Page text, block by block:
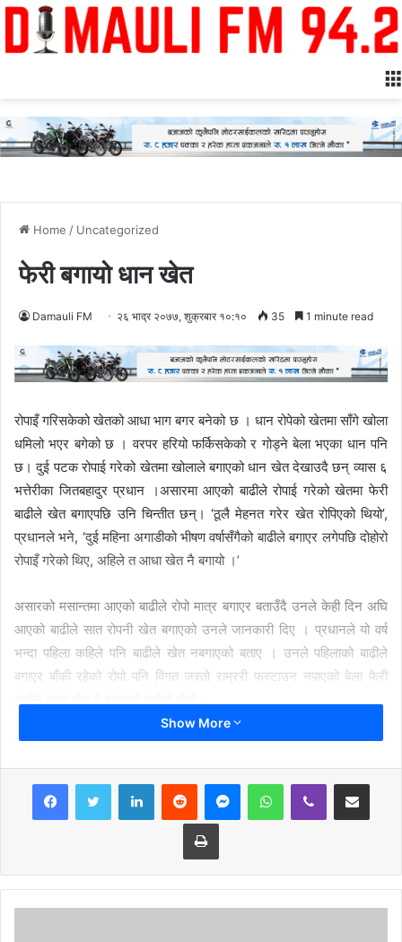
Home / Uncategorized
फेरी बगायो धान खेत
Damauli FM २६ भाद्र २०७७, शुक्रबार १०:१० 35 1 minute read
रोपाइँ गरिसकेको खेतको आधा भाग बगर बनेको छ । धान रोपेको खेतमा साँगे खोला
धमिलो भएर बगेको छ । वरपर हरियो फर्किसकेको र गोड्ने बेला भएका धान पनि
छ। दुई पटक रोपाई गरेको खेतमा खोलाले बगाएको धान खेत देखाउदै छन् व्यास ६
भत्तेरीका जितबहादुर प्रधान ।असारमा आएको बाढीले रोपाई गरेको खेतमा फेरी
बाढीले खेत बगाएपछि उनि चिन्तीत छन्। ‘ठूलै मेहनत गरेर खेत रोपिएको थियो’,
प्रधानले भने, ‘दुई महिना अगाडीको भीषण वर्षासँगैको बाढीले बगाएर लगेपछि दोहोरो
रोपाइँ गरेको थिए, अहिले त आधा खेत नै बगायो ।’
असारको मसान्तमा आएको बाढीले रोपो मात्र बगाएर बताउँदै उनले केही दिन अघि
आएको बाढीले सात रोपनी खेत बगाएको उनले जानकारी दिए । प्रधानले यो वर्ष
भन्दा पहिला कहिले पनि बाढीले खेत नबगाएको बताए । उनले पहिलाको बाढीले
बगाएर बाँकी रहेको रोपो पनि विगत जस्तो राम्ररी फस्टाउन नपाएको बेला फेरी
प्रधान सहित स्थानिय तीन जनाको खेत बगाएको छ । त्यस्तै खोला पारि भने कृष्णा
थापा दोहोरो रोपाइँको हैरानी खेप्दै छन्। ‘खेतमा रोपाइँ गरेर गोड्ने बेला ठूलै बाढी
आयो। त्यही बाढीले पूरै रोपो बगायो’, उनले भनिन्, ‘बाढीले बगाएका ठाउँमा अहिले पूरै
खाली देखिन थालेको छ। नबगाएको र भूइँमा लतारेको मात्रै रहेछ भने रोपो उठ्छ
कि भनेर यतिनजेलसम्म पर्खिएर बस्यौं।’ आफूले प्रायः खेतमा रोपे जति सबै जसो
रोपो बाढीले बगाएर लगिदिएको उनको गुनासो छ।
प्रधान र थापा मात्रै हैन गएको २३ गते परेको भीषण वर्षासँगैको बाढीका कारण
Show More
Print